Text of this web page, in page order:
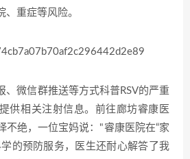
、重症等风险。
、微信群推送等方式科普RSV的严重
供相关注射信息。前往廊坊睿康医
不绝，一位宝妈说："睿康医院在“家
的预防服务，医生还耐心解答了我